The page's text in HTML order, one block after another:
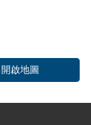
開啟地圖